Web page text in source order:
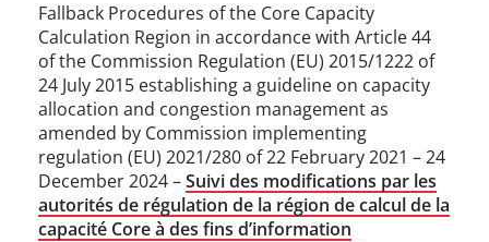
Fallback Procedures of the Core Capacity
Calculation Region in accordance with Article 44
of the Commission Regulation (EU) 2015/1222 of
24 July 2015 establishing a guideline on capacity
allocation and congestion management as
amended by Commission implementing
regulation (EU) 2021/280 of 22 February 2021 – 24
December 2024 –Suivi des modifications par les
autorités de régulation de la région de calcul de la
capacité Core à des fins d’information